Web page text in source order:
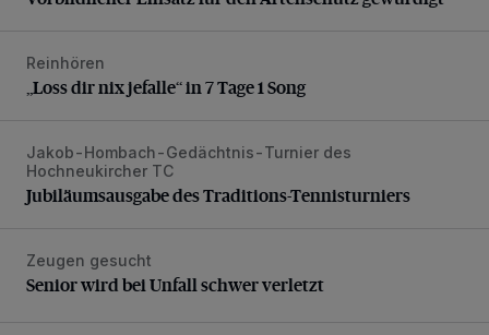
„Loss dir nix jefalle“ in 7 Tage 1 Song
Reinhören
„Loss dir nix jefalle“ in 7 Tage 1 Song
Jubiläumsausgabe des Traditions-Tennisturniers
Jakob-Hombach-Gedächtnis-Turnier des
Hochneukircher TC
Jubiläumsausgabe des Traditions-Tennisturniers
Senior wird bei Unfall schwer verletzt
Zeugen gesucht
Senior wird bei Unfall schwer verletzt